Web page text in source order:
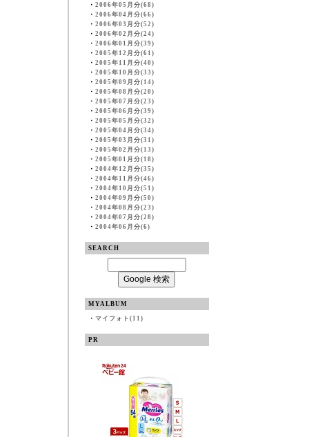
・ 2006年05月分(68)
・ 2006年04月分(66)
・ 2006年03月分(52)
・ 2006年02月分(24)
・ 2006年01月分(39)
・ 2005年12月分(61)
・ 2005年11月分(40)
・ 2005年10月分(33)
・ 2005年09月分(14)
・ 2005年08月分(20)
・ 2005年07月分(23)
・ 2005年06月分(39)
・ 2005年05月分(32)
・ 2005年04月分(34)
・ 2005年03月分(31)
・ 2005年02月分(13)
・ 2005年01月分(18)
・ 2004年12月分(35)
・ 2004年11月分(46)
・ 2004年10月分(51)
・ 2004年09月分(50)
・ 2004年08月分(23)
・ 2004年07月分(28)
・ 2004年06月分(6)
SEARCH
MYALBUM
・ マイフォト(11)
PR